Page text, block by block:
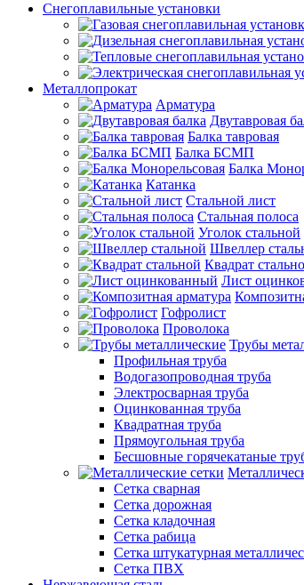
Снегоплавильные установки
Металлопрокат
Арматура
Двутавровая
Балка тавровая
Балка БСМП
Балка
Катанка
Стальной лист
Стальная полоса
Уголок стальной
Швеллер
Квадрат
Лист
Гофролист
Проволока
Трубы
Профильная труба
Водогазопроводная труба
Электросварная труба
Оцинкованная труба
Квадратная труба
Прямоугольная труба
Бесшовные горячекатаные
Сетка сварная
Сетка дорожная
Сетка кладочная
Сетка рабица
Сетка штукатурная
Сетка ПВХ